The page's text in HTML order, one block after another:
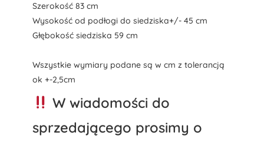
Szerokość 83 cm
Wysokość od podłogi do siedziska+/- 45 cm
Głębokość siedziska 59 cm
Wszystkie wymiary podane są w cm z tolerancją
ok +-2,5cm
W wiadomości do
sprzedającego prosimy o